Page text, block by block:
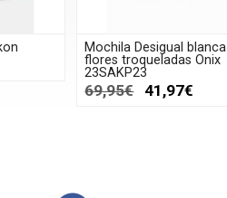
Mochila Desigual blanca
flores troqueladas Onix
23SAKP23
69,95€ 41,97€